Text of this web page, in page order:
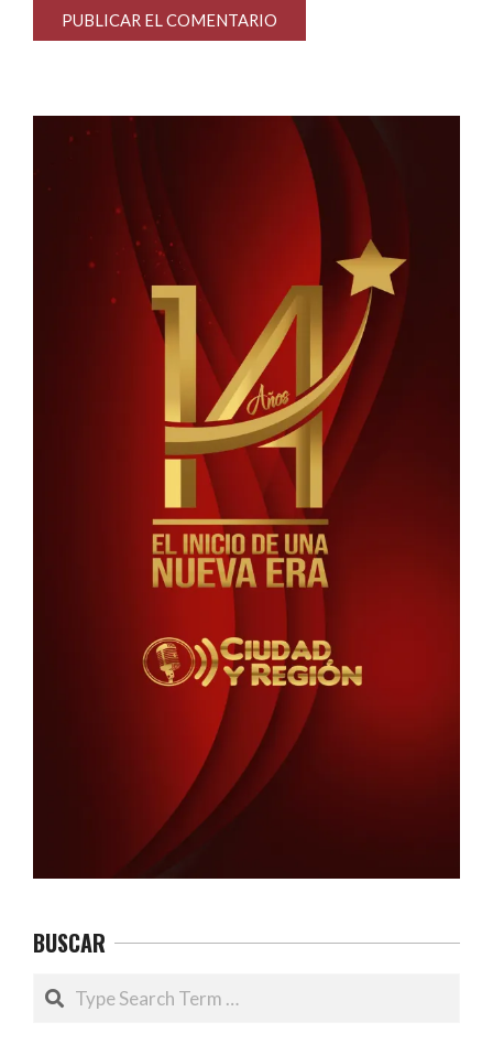
BUSCAR
Search